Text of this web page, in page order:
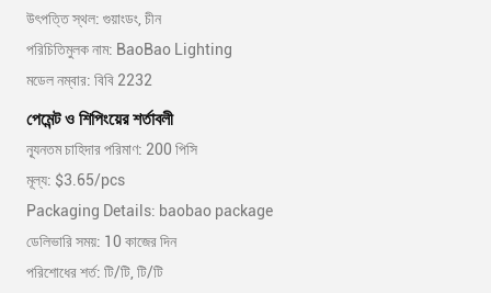
উৎপত্তি স্থল: গুয়াংডং, চীন
পরিচিতিমুলক নাম: BaoBao Lighting
মডেল নম্বার: বিবি 2232
পেমেন্ট ও শিপিংয়ের শর্তাবলী
ন্যূনতম চাহিদার পরিমাণ: 200 পিসি
মূল্য: $3.65/pcs
Packaging Details: baobao package
ডেলিভারি সময়: 10 কাজের দিন
পরিশোধের শর্ত: টি/টি, টি/টি